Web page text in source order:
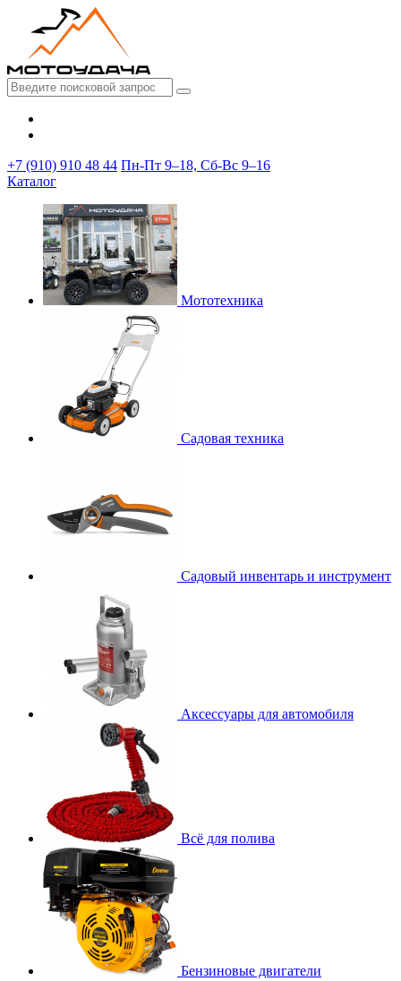
+7 (910) 910 48 44 Пн-Пт 9–18, Сб-Вс 9–16
Каталог
Мототехника
Садовая техника
Садовый инвентарь и инструмент
Аксессуары для автомобиля
Всё для полива
Бензиновые двигатели